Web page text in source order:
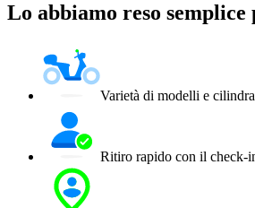
Lo abbiamo reso semplice
Varietà di modelli e
Ritiro rapido con il check-